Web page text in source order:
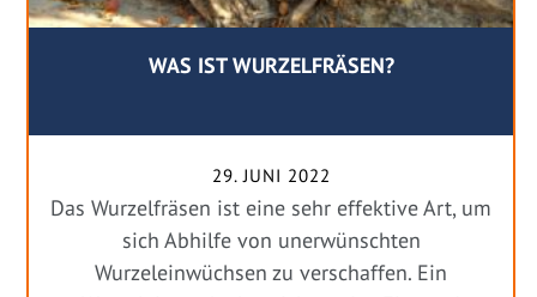
WAS IST WURZELFRÄSEN?
29. JUNI 2022
Das Wurzelfräsen ist eine sehr effektive Art, um
sich Abhilfe von unerwünschten
Wurzeleinwüchsen zu verschaffen. Ein